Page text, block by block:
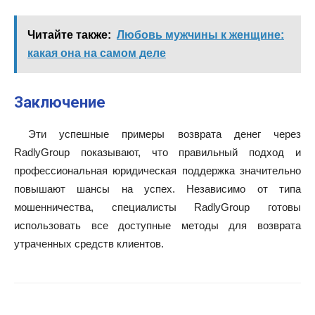
Читайте также: Любовь мужчины к женщине:
какая она на самом деле
Заключение
Эти успешные примеры возврата денег через
RadlyGroup показывают, что правильный подход и
профессиональная юридическая поддержка значительно
повышают шансы на успех. Независимо от типа
мошенничества, специалисты RadlyGroup готовы
использовать все доступные методы для возврата
утраченных средств клиентов.